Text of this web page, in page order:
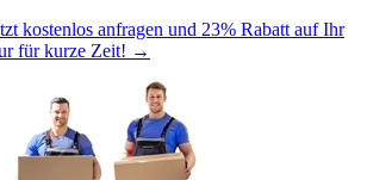
kostenlos anfragen und 23% Rabatt auf Ihr
für kurze Zeit! →